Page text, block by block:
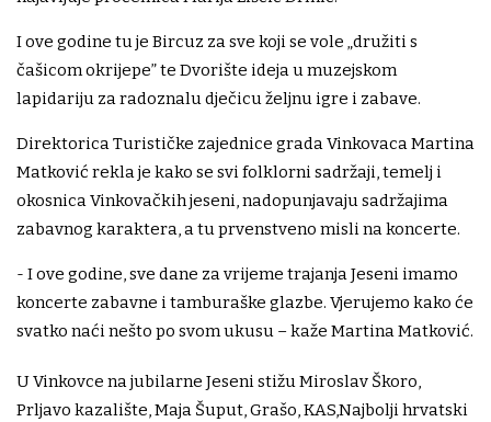
I ove godine tu je Bircuz za sve koji se vole „družiti s
čašicom okrijepe” te Dvorište ideja u muzejskom
lapidariju za radoznalu dječicu željnu igre i zabave.
Direktorica Turističke zajednice grada Vinkovaca Martina
Matković rekla je kako se svi folklorni sadržaji, temelj i
okosnica Vinkovačkih jeseni, nadopunjavaju sadržajima
zabavnog karaktera, a tu prvenstveno misli na koncerte.
- I ove godine, sve dane za vrijeme trajanja Jeseni imamo
koncerte zabavne i tamburaške glazbe. Vjerujemo kako će
svatko naći nešto po svom ukusu – kaže Martina Matković.
U Vinkovce na jubilarne Jeseni stižu Miroslav Škoro,
Prljavo kazalište, Maja Šuput, Grašo, KAS,Najbolji hrvatski